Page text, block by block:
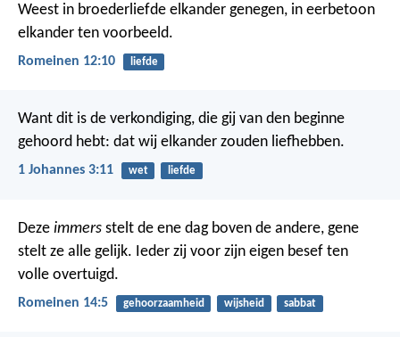
Weest in broederliefde elkander genegen, in eerbetoon
elkander ten voorbeeld.
Romeinen 12:10 liefde
Want dit is de verkondiging, die gij van den beginne
gehoord hebt: dat wij elkander zouden liefhebben.
1 Johannes 3:11 wet liefde
Deze immers stelt de ene dag boven de andere, gene
stelt ze alle gelijk. Ieder zij voor zijn eigen besef ten
volle overtuigd.
Romeinen 14:5 gehoorzaamheid wijsheid sabbat